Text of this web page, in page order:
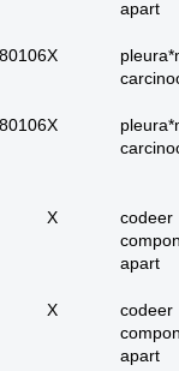
apart
X
X
X
codeer
apart
X
codeer
apart